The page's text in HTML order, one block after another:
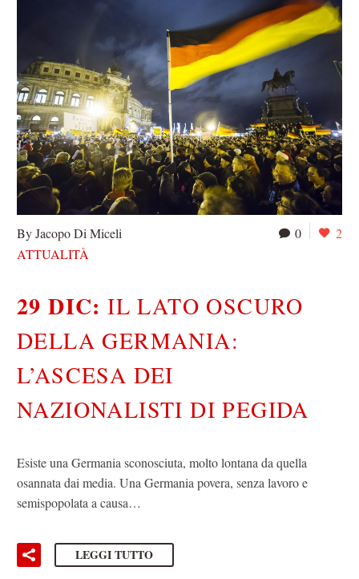
0 2
By Jacopo Di Miceli
ATTUALITÀ
29 DIC:IL LATO OSCURO
DELLA GERMANIA:
L’ASCESA DEI
NAZIONALISTI DI PEGIDA
Esiste una Germania sconosciuta, molto lontana da quella
osannata dai media. Una Germania povera, senza lavoro e
semispopolata a causa…
LEGGI TUTTO